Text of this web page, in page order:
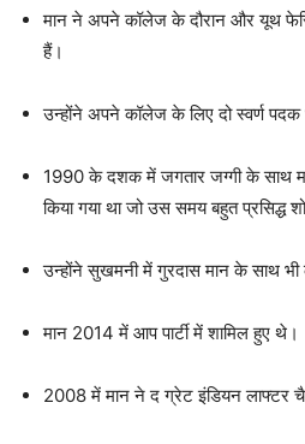
मान ने अपने कॉलेज के दौरान और यूथ
हैं।
उन्होंने अपने कॉलेज के लिए दो स्वर्ण पदक
1990 के दशक में जगतार जग्गी के साथ
किया गया था जो उस समय बहुत प्रसिद्ध
उन्होंने सुखमनी में गुरदास मान के साथ भी
मान 2014 में आप पार्टी में शामिल हुए थे।
2008 में मान ने द ग्रेट इंडियन लाफ्टर